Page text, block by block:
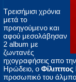
Τρεισήμισι χρόνια
μετά το
προηγούμενο και
αφού μεσολάβησαν
2 album με
ζωντανές
ηχογραφήσεις απo
Ηρώδειο, ο Φίλιππος
προσωπικό του